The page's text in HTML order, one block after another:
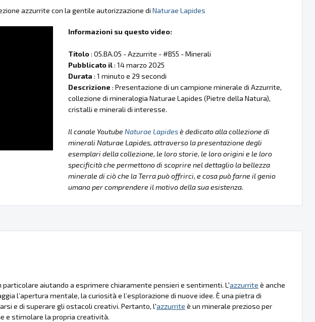
azzurrite con la gentile autorizzazione di Naturae Lapides
Informazioni su questo video:
Titolo: 05.BA.05 - Azzurrite - #B55 - Minerali
Pubblicato il: 14 marzo 2025
Durata : 1 minuto e 29 secondi
Descrizione : Presentazione di un campione minerale di Azzurrite,
collezione di mineralogia Naturae Lapides (Pietre della Natura),
cristalli e minerali di interesse.
Il canale Youtube Naturae Lapidesè dedicato alla collezione di
minerali Naturae Lapides, attraverso la presentazione degli
esemplari della collezione, le loro storie, le loro origini e le loro
specificità che permettono di scoprire nel dettaglio la bellezza
minerale di ciò che la Terra può offrirci, e cosa può farne il genio
umano per comprendere il motivo della sua esistenza.
particolare aiutando a esprimere chiaramente pensieri e sentimenti. L'azzurrite è anche
l’apertura mentale, la curiosità e l’esplorazione di nuove idee. È una pietra di
e di superare gli ostacoli creativi. Pertanto, l'azzurrite è un minerale prezioso per
e stimolare la propria creatività.